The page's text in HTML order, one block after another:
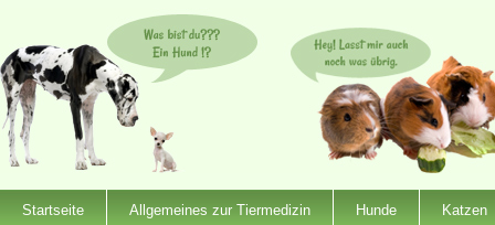
Startseite Allgemeines zur Tiermedizin Hunde Katzen